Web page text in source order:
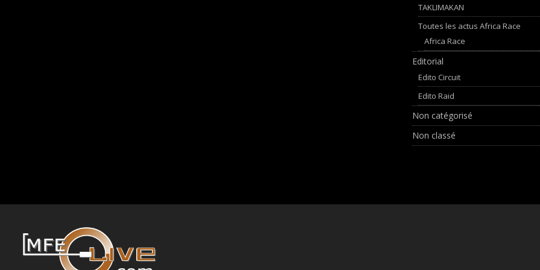
TAKLIMAKAN
Toutes les actus Africa Race
Africa Race
Editorial
Edito Circuit
Edito Raid
Non catégorisé
Non classé